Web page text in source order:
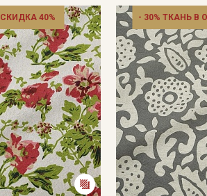
СКИДКА 40% - 30% ТКАНЬ В
Секретная
Мы публикуем здесь
промокоды и скидки
категории
Электронная почта